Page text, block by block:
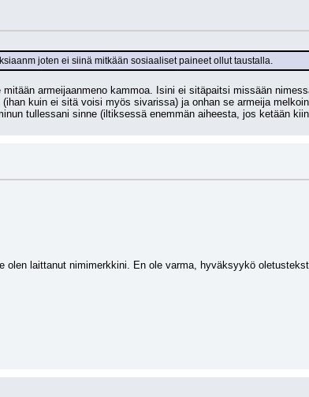
joten ei siinä mitkään sosiaaliset paineet ollut taustalla.
armeijaanmeno kammoa. Isini ei sitäpaitsi missään
kuin ei sitä voisi myös sivarissa) ja onhan se armeija
tullessani sinne (iltiksessä enemmän aiheesta, jos ketään
laittanut nimimerkkini. En ole varma, hyväksyykö